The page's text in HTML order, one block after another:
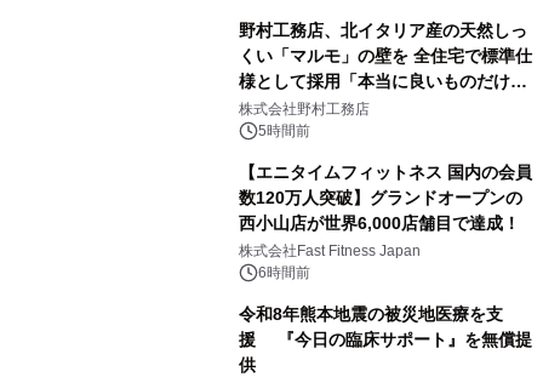
野村工務店、北イタリア産の天然しっ
くい「マルモ」の壁を 全住宅で標準仕
様として採用「本当に良いものだけに
こだわる」
株式会社野村工務店
5時間前
【エニタイムフィットネス 国内の会員
数120万人突破】グランドオープンの
西小山店が世界6,000店舗目で達成！
株式会社Fast Fitness Japan
6時間前
令和8年熊本地震の被災地医療を支
援 『今日の臨床サポート』を無償提
供